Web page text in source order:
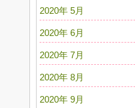
2020年 5月
2020年 6月
2020年 7月
2020年 8月
2020年 9月